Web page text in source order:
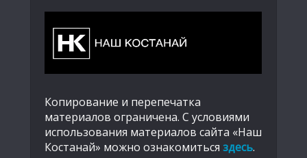
Копирование и перепечатка
материалов ограничена. С условиями
использования материалов сайта «Наш
Костанай» можно ознакомиться здесь.